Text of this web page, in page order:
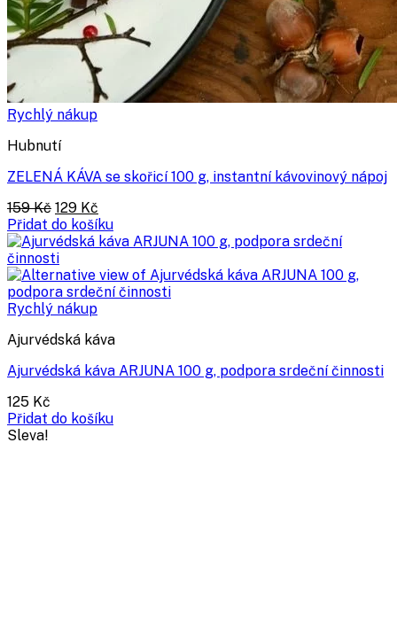
Rychlý nákup
Hubnutí
ZELENÁ KÁVA se skořicí 100 g, instantní kávovinový nápoj
159Kč Původní
cena
byla:
159 Kč.
129 Kč
cena
je:
Přidat do košíku
Rychlý nákup
Ajurvédská káva
Ajurvédská káva ARJUNA 100 g, podpora srdeční činnosti
125 Kč
Přidat do košíku
Sleva!